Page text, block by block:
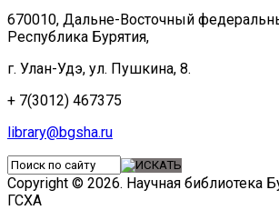
670010, Дальне-Восточный
Республика Бурятия,
г. Улан-Удэ, ул. Пушкина, 8.
+ 7(3012) 467375
library@bgsha.ru
Copyright © 2026. Научная библиотека
ГСХА